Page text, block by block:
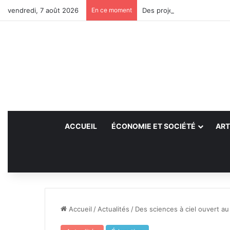
vendredi, 7 août 2026 En ce moment Des projets futurs pour les
ACCUEIL ÉCONOMIE ET SOCIÉTÉ
Accueil / Actualités / Des sciences à ciel ouvert